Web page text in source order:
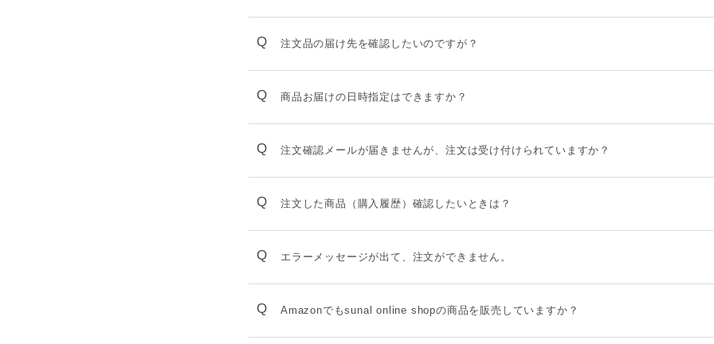
Q 注文品の届け先を確認したいのですが？
Q 商品お届けの日時指定はできますか？
Q 注文確認メールが届きませんが、注文は受け付けられていますか？
Q 注文した商品（購入履歴）確認したいときは？
Q エラーメッセージが出て、注文ができません。
Q Amazonでもsunal online shopの商品を販売していますか？